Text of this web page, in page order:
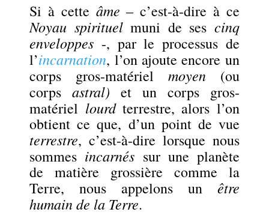
Si à cette âme – c’est-à-dire à ce
Noyau spirituelmuni de ses cinq
enveloppes -, par le processus de
l’incarnation, l’on ajoute encore un
corps gros-matériel moyen(ou
corpsastral) et un corps gros-
matériel lourdterrestre, alors l’on
obtient ce que, d’un point de vue
terrestre, c’est-à-dire lorsque nous
sommes incarnés sur une planète
de matière grossière comme la
Terre, nous appelons un être
humain de la Terre.